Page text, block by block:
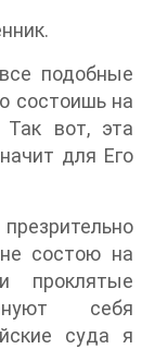
подобные
состоишь на
Так вот, эта
для Его
состою на
себя
суда я